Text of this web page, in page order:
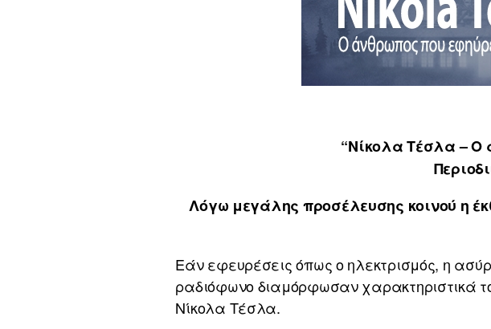
“Νίκολα Τέσλα – Ο
Λόγω μεγάλης προσέλευσης κοινού η
Εάν εφευρέσεις όπως ο ηλεκτρισμός, η
ραδιόφωνο διαμόρφωσαν χαρακτηριστικά
Νίκολα Τέσλα.